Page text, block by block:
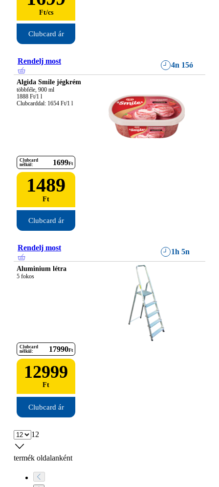
Ft/cs
Clubcard ár
Rendelj most 4n 15ó
Algida Smile jégkrém
többféle, 900 ml
1888 Ft/1 l
Clubcarddal: 1654 Ft/1 l
Clubcard
nélkül:
1699Ft
1489
Ft
Clubcard ár
Rendelj most 1h 5n
Aluminium létra
5 fokos
Clubcard
nélkül:
17990Ft
12999
Ft
Clubcard ár
12
termék oldalanként